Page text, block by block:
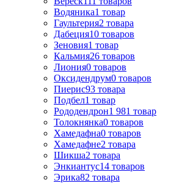
Водяника1 товар
Гаультерия2 товара
Дабеция10 товаров
Зеновия1 товар
Кальмия26 товаров
Лиония0 товаров
Оксидендрум0 товаров
Пиерис93 товара
Подбел1 товар
Рододендрон1 981 товар
Толокнянка0 товаров
Хамедафна0 товаров
Хамедафне2 товара
Шикша2 товара
Энкиантус14 товаров
Эрика82 товара